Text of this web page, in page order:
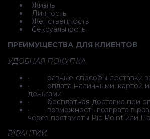
Жизнь
Личность
Женственность
Сексуальность
ПРЕИМУЩЕСТВА ДЛЯ КЛИЕНТОВ
УДОБНАЯ ПОКУПКА
· разные способы доставки
· оплата наличными, картой
деньгами
· бесплатная доставка при
· возможность возврата в
через постаматы Pic Point или
ГАРАНТИИ